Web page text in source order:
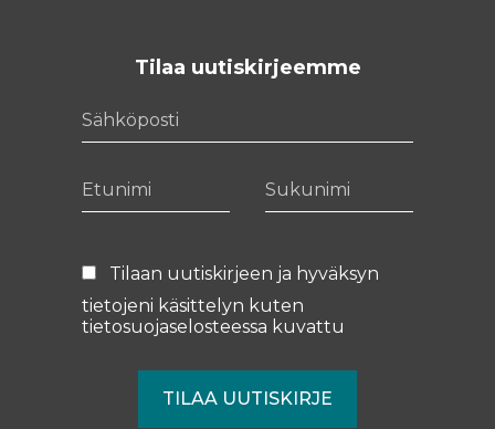
Tilaa uutiskirjeemme
Tilaan uutiskirjeen ja hyväksyn
tietojeni käsittelyn kuten
tietosuojaselosteessa kuvattu